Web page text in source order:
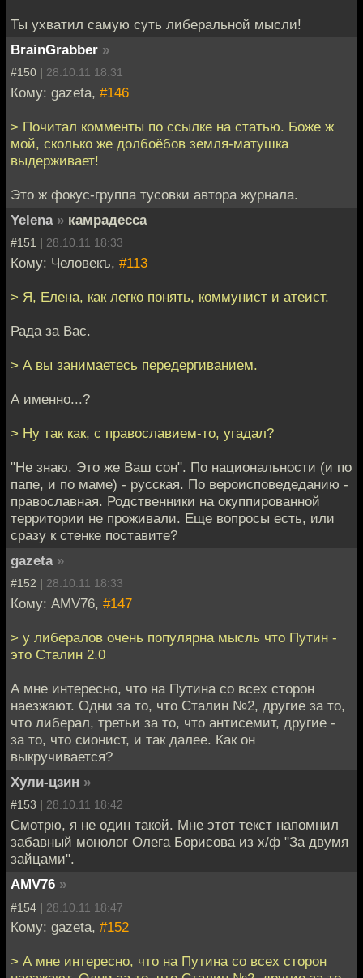
Ты ухватил самую суть либеральной мысли!
BrainGrabber »
#150 | 28.10.11 18:31
Кому: gazeta, #146
> Почитал комменты по ссылке на статью. Боже ж
мой, сколько же долбоёбов земля-матушка
выдерживает!
Это ж фокус-группа тусовки автора журнала.
Yelena » камрадесса
#151 | 28.10.11 18:33
Кому: Человекъ, #113
> Я, Елена, как легко понять, коммунист и атеист.
Рада за Вас.
> А вы занимаетесь передергиванием.
А именно...?
> Ну так как, с православием-то, угадал?
"Не знаю. Это же Ваш сон". По национальности (и по
папе, и по маме) - русская. По вероисповедеданию -
православная. Родственники на окуппированной
территории не проживали. Еще вопросы есть, или
сразу к стенке поставите?
gazeta »
#152 | 28.10.11 18:33
Кому: AMV76, #147
> у либералов очень популярна мысль что Путин -
это Сталин 2.0
А мне интересно, что на Путина со всех сторон
наезжают. Одни за то, что Сталин №2, другие за то,
что либерал, третьи за то, что антисемит, другие -
за то, что сионист, и так далее. Как он
выкручивается?
Хули-цзин »
#153 | 28.10.11 18:42
Смотрю, я не один такой. Мне этот текст напомнил
забавный монолог Олега Борисова из х/ф "За двумя
зайцами".
AMV76 »
#154 | 28.10.11 18:47
Кому: gazeta, #152
> А мне интересно, что на Путина со всех сторон